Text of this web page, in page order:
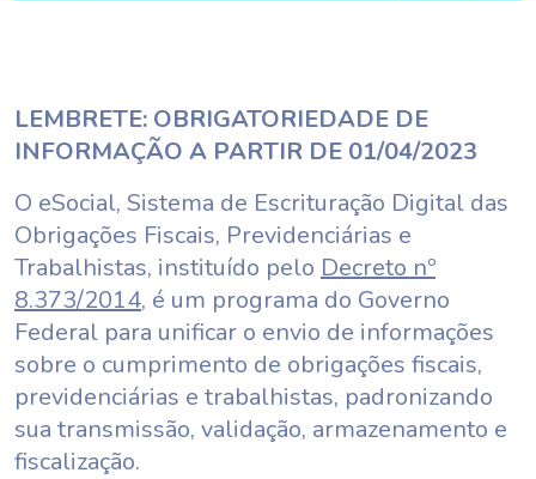
LEMBRETE: OBRIGATORIEDADE DE
INFORMAÇÃO A PARTIR DE 01/04/2023
O eSocial, Sistema de Escrituração Digital das
Obrigações Fiscais, Previdenciárias e
Trabalhistas, instituído pelo Decreto nº
8.373/2014, é um programa do Governo
Federal para unificar o envio de informações
sobre o cumprimento de obrigações fiscais,
previdenciárias e trabalhistas, padronizando
sua transmissão, validação, armazenamento e
fiscalização.